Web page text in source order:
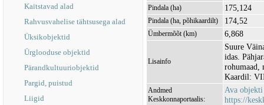
Kaitstavad alad
Rahvusvahelise tähtsusega alad
Üksikobjektid
Ürglooduse objektid
Pärandkultuuriobjektid
Pargid, puistud
Liigid
Pindala (ha) 175,124
Pindala (ha, põhikaardilt) 174,52
Ümbermõõt (km) 6,868
Lisainfo
Suure
idas.
rohumaad,
Kaardil:
Andmed
Keskkonnaportaalis:
Ava objekti
https://